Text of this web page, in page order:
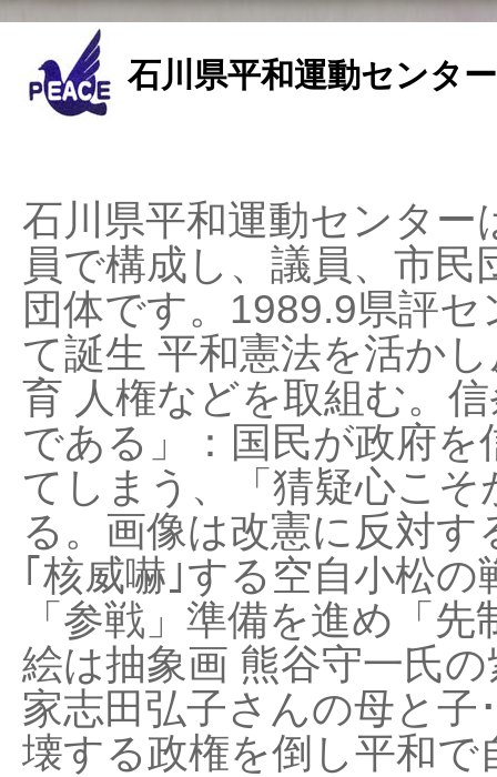
石川県平和運動センタ
石川県平和運動センタ
員で構成し、議員、市
団体です。1989.9県評
て誕生 平和憲法を活か
育 人権などを取組む。
である」：国民が政府
てしまう、「猜疑心こ
る。画像は改憲に反対
｢核威嚇｣する空自小松
「参戦」準備を進め「
絵は抽象画 熊谷守一氏
家志田弘子さんの母と子
壊する政権を倒し平和